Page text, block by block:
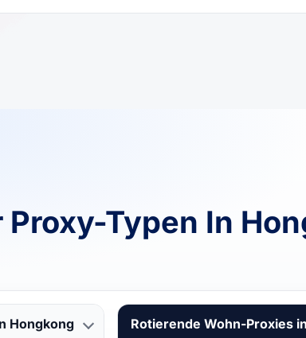
Proxy-Typen In
Hongkong Rotierende Wohn-Proxies